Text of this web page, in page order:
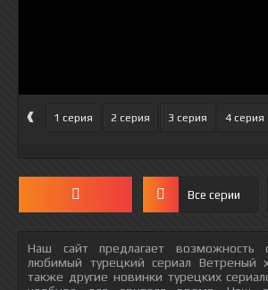
‹ 1 серия 2 серия 3 серия 4 серия
Все серии
Наш сайт предлагает возможность
любимый турецкий сериал Ветреный
также другие новинки турецких